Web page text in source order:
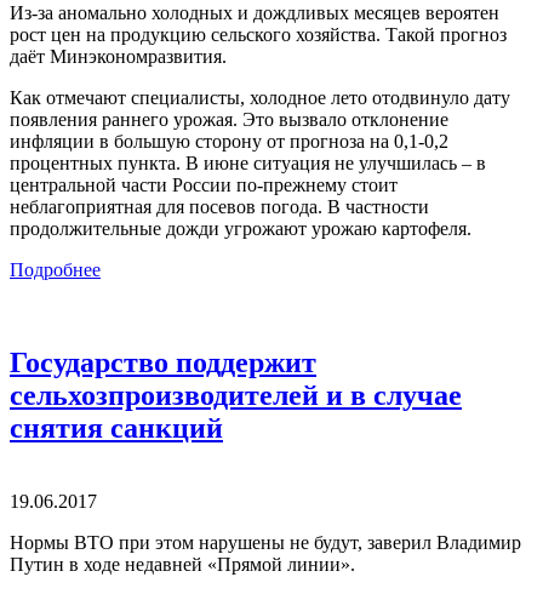
Из-за аномально холодных и дождливых месяцев вероятен
рост цен на продукцию сельского хозяйства. Такой прогноз
даёт Минэкономразвития.
Как отмечают специалисты, холодное лето отодвинуло дату
появления раннего урожая. Это вызвало отклонение
инфляции в большую сторону от прогноза на 0,1-0,2
процентных пункта. В июне ситуация не улучшилась – в
центральной части России по-прежнему стоит
неблагоприятная для посевов погода. В частности
продолжительные дожди угрожают урожаю картофеля.
Подробнее
Государство поддержит
сельхозпроизводителей и в случае
снятия санкций
19.06.2017
Нормы ВТО при этом нарушены не будут, заверил Владимир
Путин в ходе недавней «Прямой линии».